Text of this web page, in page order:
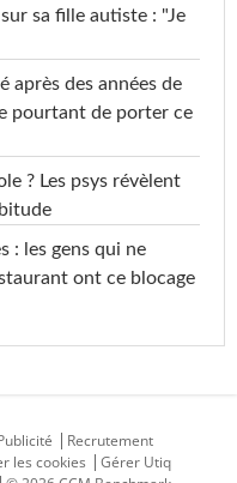
sa fille autiste : "Je
après des années de
pourtant de porter ce
? Les psys révèlent
: les gens qui ne
ont ce blocage
Recrutement
les cookies
Gérer Utiq